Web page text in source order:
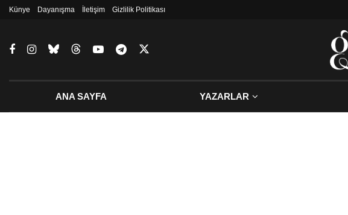
Künye Dayanışma İletişim Gizlilik Politikası
ANA SAYFA YAZARLAR